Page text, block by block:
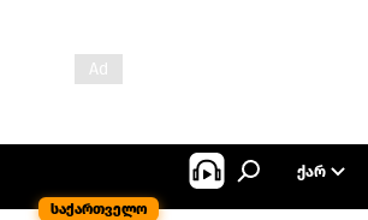
საქართველო
ᲥᲐᲠ